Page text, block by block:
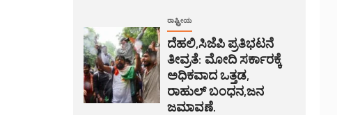
ರಾಷ್ಟ್ರೀಯ
ದೆಹಲಿ,ಸಿಜೆಪಿ ಪ್ರತಿಭಟನೆ
ತೀವ್ರತೆ: ಮೋದಿ ಸರ್ಕಾರಕ್ಕೆ
ಅಧಿಕವಾದ ಒತ್ತಡ,
ರಾಹುಲ್ ಬಂಧನ,ಜನ
ಜಮಾವಣೆ.